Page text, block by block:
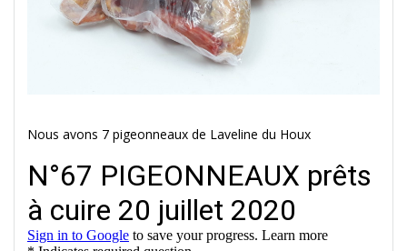
Nous avons 7 pigeonneaux de Laveline du Houx